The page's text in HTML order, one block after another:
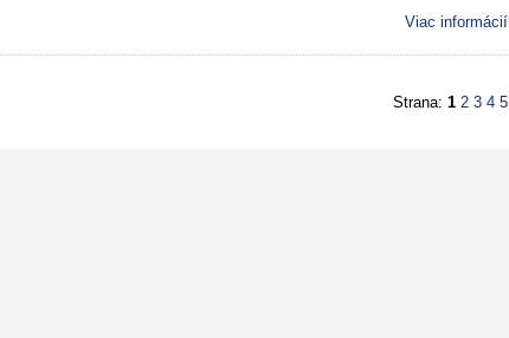
Viac informácií
Strana: 1 2 3 4 5